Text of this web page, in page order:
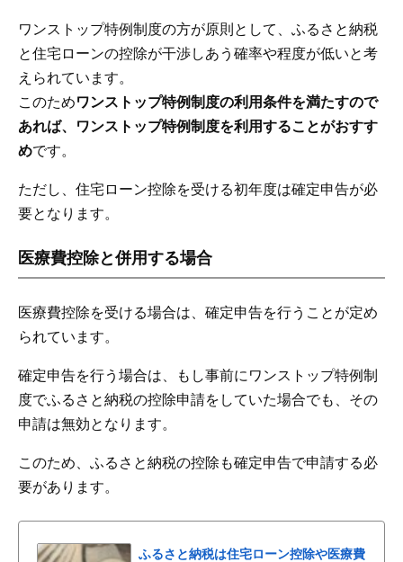
ワンストップ特例制度の方が原則として、ふるさと納税
と住宅ローンの控除が干渉しあう確率や程度が低いと考
えられています。
このためワンストップ特例制度の利用条件を満たすので
あれば、ワンストップ特例制度を利用することがおすす
めです。
ただし、住宅ローン控除を受ける初年度は確定申告が必
要となります。
医療費控除と併用する場合
医療費控除を受ける場合は、確定申告を行うことが定め
られています。
確定申告を行う場合は、もし事前にワンストップ特例制
度でふるさと納税の控除申請をしていた場合でも、その
申請は無効となります。
このため、ふるさと納税の控除も確定申告で申請する必
要があります。
ふるさと納税は住宅ローン控除や医療費